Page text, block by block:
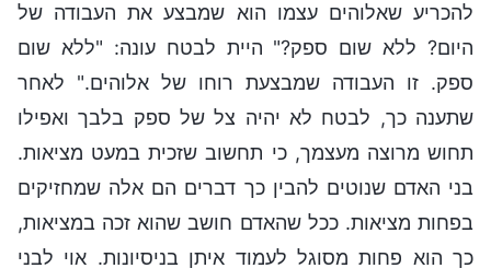
להכריע שאלוהים עצמו הוא שמבצע את העבודה של
היום? ללא שום ספק?" היית לבטח עונה: "ללא שום
ספק. זו העבודה שמבצעת רוחו של אלוהים." לאחר
שתענה כך, לבטח לא יהיה צל של ספק בלבך ואפילו
תחוש מרוצה מעצמך, כי תחשוב שזכית במעט מציאות.
בני האדם שנוטים להבין כך דברים הם אלה שמחזיקים
בפחות מציאות. ככל שהאדם חושב שהוא זכה במציאות,
כך הוא פחות מסוגל לעמוד איתן בניסיונות. אוי לבני